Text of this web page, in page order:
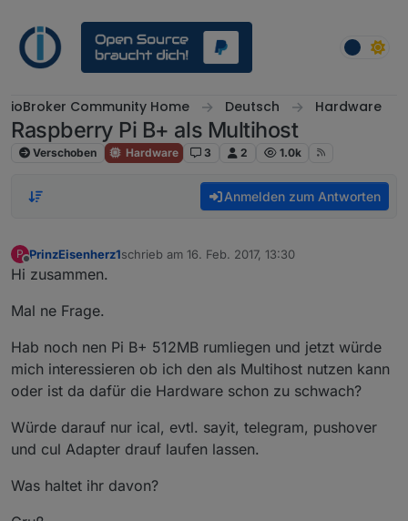
ioBroker Community Home Deutsch Hardware
Raspberry Pi B+ als Multihost
Verschoben Hardware 3 2 1.0k
Anmelden zum Antworten
P PrinzEisenherz1schrieb am 16. Feb. 2017, 13:30
zuletzt editiert von
Hi zusammen.
Mal ne Frage.
Hab noch nen Pi B+ 512MB rumliegen und jetzt würde
mich interessieren ob ich den als Multihost nutzen kann
oder ist da dafür die Hardware schon zu schwach?
Würde darauf nur ical, evtl. sayit, telegram, pushover
und cul Adapter drauf laufen lassen.
Was haltet ihr davon?